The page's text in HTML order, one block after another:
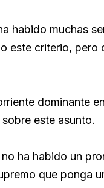
habido muchas
este criterio, pero
dominante
este asunto.
ha habido un
que ponga